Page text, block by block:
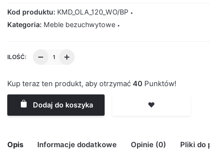
Kod produktu: KMD_OLA_120_WO/BP
Kategoria: Meble bezuchwytowe
ILOŚĆ:
Kup teraz ten produkt, aby otrzymać 40 Punktów!
Dodaj do koszyka ❤️
Opis Informacje dodatkowe Opinie (0) Pliki do